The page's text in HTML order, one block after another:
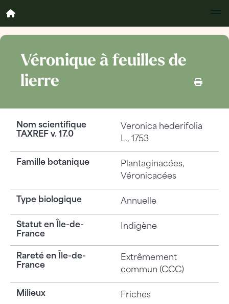
Véronique à feuilles de
lierre
Nom scientifique
TAXREF v. 17.0
Veronica hederifolia
L., 1753
Famille botanique
Plantaginacées,
Véronicacées
Type biologique Annuelle
Statut en Île-de-
France
Indigène
Rareté en Île-de-
France
Extrêmement
commun (CCC)
Milieux Friches